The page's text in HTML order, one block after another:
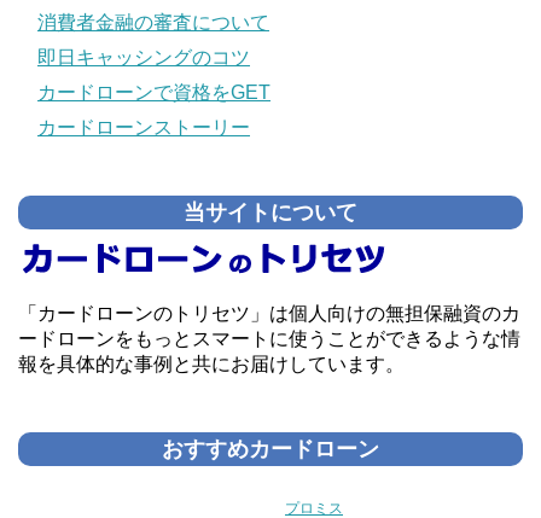
消費者金融の審査について
即日キャッシングのコツ
カードローンで資格をGET
カードローンストーリー
当サイトについて
「カードローンのトリセツ」は個人向けの無担保融資のカ
ードローンをもっとスマートに使うことができるような情
報を具体的な事例と共にお届けしています。
おすすめカードローン
プロミス